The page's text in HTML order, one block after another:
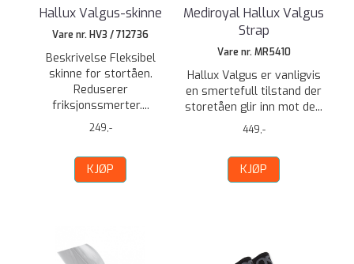
Hallux Valgus-skinne
Vare nr. HV3 / 712736
Beskrivelse Fleksibel
skinne for stortåen.
Reduserer
friksjonssmerter....
249,-
KJØP
Mediroyal Hallux Valgus
Strap
Vare nr. MR5410
Hallux Valgus er vanligvis
en smertefull tilstand der
storetåen glir inn mot de...
449,-
KJØP